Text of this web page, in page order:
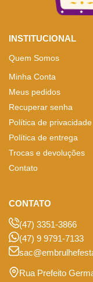
INSTITUCIONAL
Quem Somos
Minha Conta
Meus pedidos
Recuperar senha
Política de privacidade
Política de entrega
Trocas e devoluções
Contato
CONTATO
(47) 3351-3866
(47) 9 9791-7133
Rua Prefeito